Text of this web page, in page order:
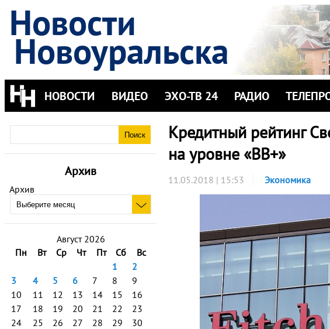
Новости
Новоуральска
НОВОСТИ ВИДЕО ЭХО-ТВ 24 РАДИО
Архив
Архив
Август 2026
Пн
Вт Ср Чт Пт Сб
Вс
1
2
3
4 5 6 7 8
9
10
11 12 13 14 15
16
17
18 19 20 21 22
23
24
25 26 27 28 29
30
Кредитный рейтинг
на уровне «BB+»
11.05.2018 | 15:53 Экономика